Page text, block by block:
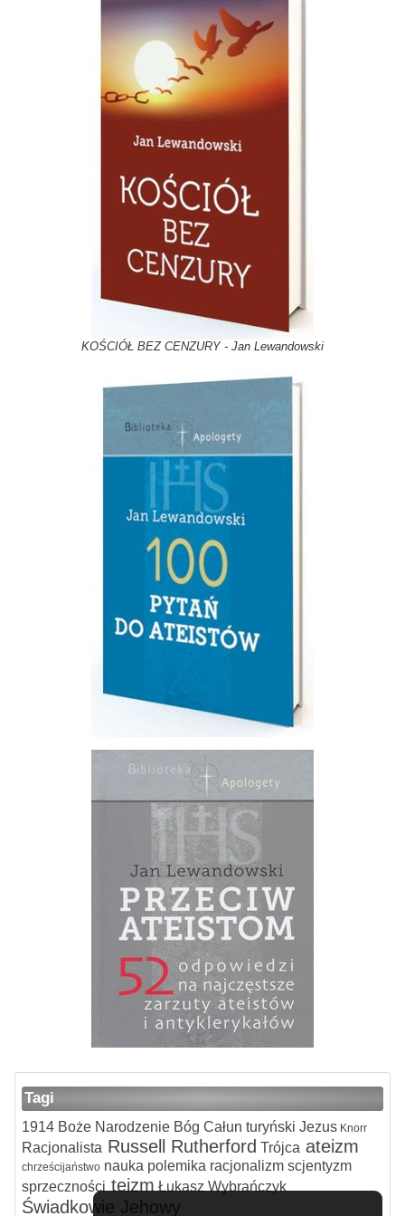
KOŚCIÓŁ BEZ CENZURY - Jan Lewandowski
Tagi
1914Boże NarodzenieBóg Całun turyński JezusKnorr
Racjonalista Russell Rutherford Trójca ateizm
chrześcijaństwonauka polemika racjonalizmscjentyzm
sprzeczności teizm Łukasz Wybrańczyk
Świadkowie Jehowy